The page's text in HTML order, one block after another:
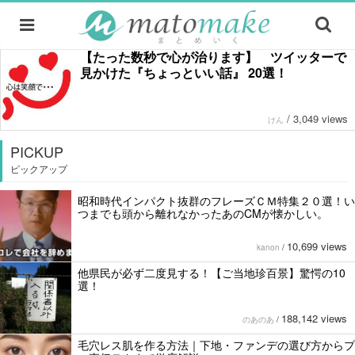
【たった数秒で心が治ります】 ツイッターで
見かけた『ちょっといい話』 20選！
けん / 3,049 views
PICKUP
ピックアップ
昭和時代インパクト抜群のフレーズＣＭ特集２０選！い
つまでも頭から離れなかったあのCMが懐かしい。
kanon / 10,699 views
他県民が必ず二度見する！【ご当地珍百景】驚愕の10
選！
のあのあ / 188,142 views
毛穴レス肌を作る方法｜下地・ファンデの選び方からプ